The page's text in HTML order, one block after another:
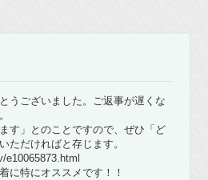
うございました。ご返事が遅くな
す」とのことですので、ぜひ「ど
ただければと存じます。
に特にオススメです！！